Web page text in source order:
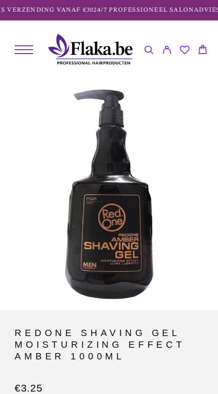
VERZENDING VANAF €3024/7 PROFESSIONEEL SALONADVIES
REDONE SHAVING GEL
MOISTURIZING EFFECT
AMBER 1000ML
€3.25